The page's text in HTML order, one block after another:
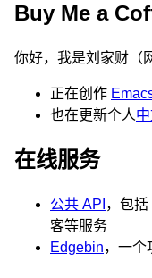
Buy Me a
你好，我是刘家财（
正在创作
也在更新个人
在线服务
公共 API ，包括
客等服务
Edgebin，一个